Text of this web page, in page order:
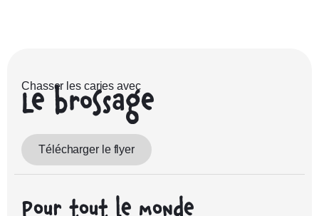
Chasser les caries avec
Le brossage
Télécharger le flyer